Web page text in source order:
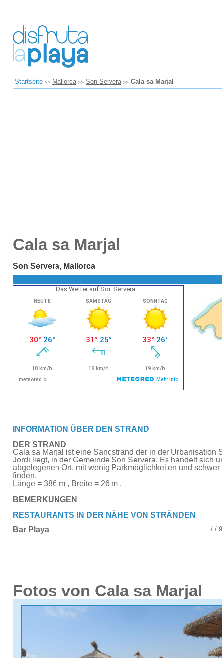
Startseite Mallorca Son Servera Cala sa Marjal
Cala sa Marjal
Son Servera, Mallorca
Das Wetter auf Son Servera
INFORMATION ÜBER DEN STRAND
DER STRAND
Cala sa Marjal ist eine Sandstrand der in der Urbanisation
Jordi liegt, in der Gemeinde Son Servera. Es handelt sich
abgelegenen Ort, mit wenig Parkmöglichkeiten und schwer
finden.
Länge = 386 m , Breite = 26 m .
BEMERKUNGEN
RESTAURANTS IN DER NÄHE VON STRÄNDEN
Bar Playa / /
Fotos von Cala sa Marjal